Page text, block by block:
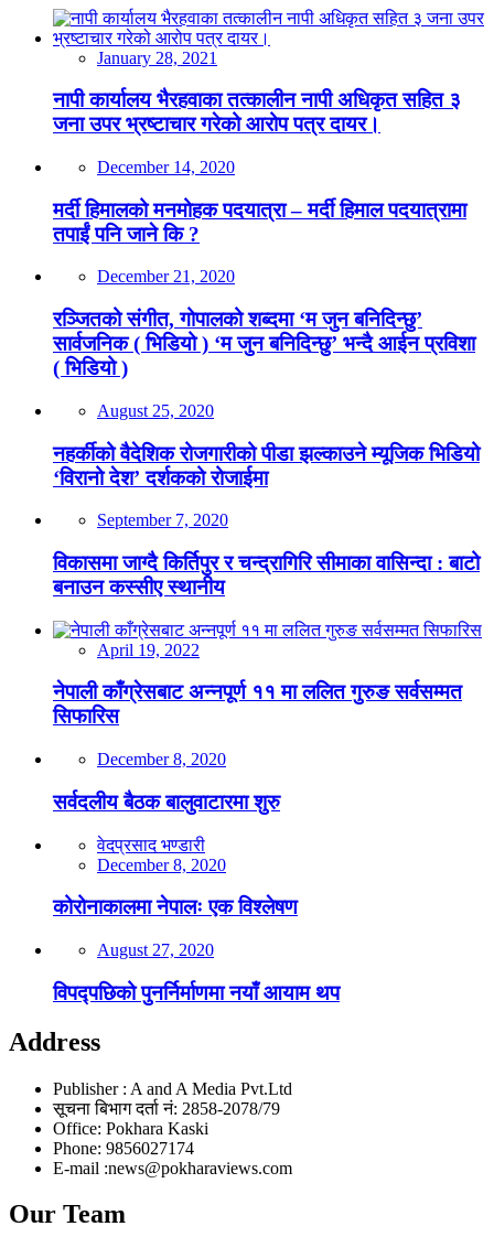
January 28, 2021
नापी कार्यालय भैरहवाका तत्कालीन नापी अधिकृत सहित ३
जना उपर भ्रष्टाचार गरेको आरोप पत्र दायर।
December 14, 2020
मर्दी हिमालको मनमोहक पदयात्रा – मर्दी हिमाल पदयात्रामा
तपाईं पनि जाने कि ?
December 21, 2020
रञ्जितको संगीत, गोपालको शब्दमा ‘म जुन बनिदिन्छु’
सार्वजनिक ( भिडियो ) ‘म जुन बनिदिन्छु’ भन्दै आईन प्रविशा
( भिडियो )
August 25, 2020
नहर्कीको वैदेशिक रोजगारीको पीडा झल्काउने म्यूजिक भिडियो
‘विरानो देश’ दर्शकको रोजाईमा
September 7, 2020
विकासमा जाग्दै किर्तिपुर र चन्द्रागिरि सीमाका वासिन्दा : बाटो
बनाउन कस्सीए स्थानीय
April 19, 2022
नेपाली काँग्रेसबाट अन्नपूर्ण ११ मा ललित गुरुङ सर्वसम्मत
सिफारिस
December 8, 2020
सर्वदलीय बैठक बालुवाटारमा शुरु
वेदप्रसाद भण्डारी
December 8, 2020
कोरोनाकालमा नेपालः एक विश्लेषण
August 27, 2020
विपद्पछिको पुनर्निर्माणमा नयाँ आयाम थप
Address
Publisher : A and A Media Pvt.Ltd
सूचना बिभाग दर्ता नं: 2858-2078/79
Office: Pokhara Kaski
Phone: 9856027174
E-mail :news@pokharaviews.com
Our Team